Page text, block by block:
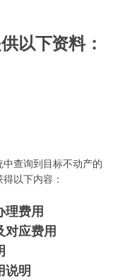
以下资料：
查询到目标不动产的
以下内容：
理费用
对应费用
说明